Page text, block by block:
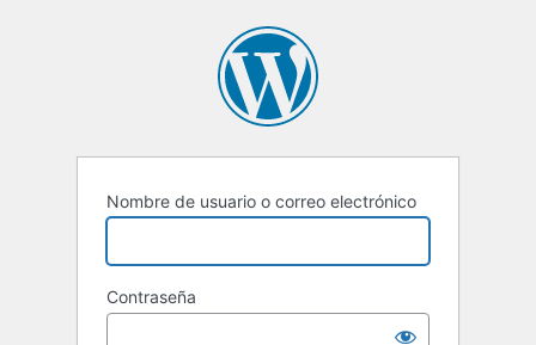
Nombre de usuario o correo electrónico
Contraseña